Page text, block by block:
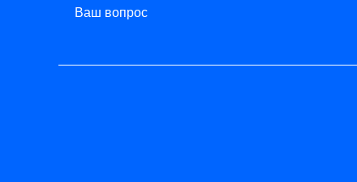
Ваш вопрос